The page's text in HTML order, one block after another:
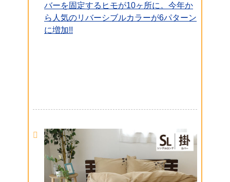
バーを固定するヒモが10ヶ所に。今年か
ら人気のリバーシブルカラーが6パターン
に増加!!